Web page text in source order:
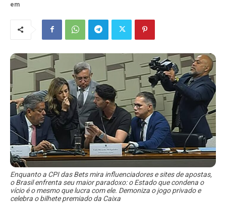
em
Enquanto a CPI das Bets mira influenciadores e sites de apostas,
o Brasil enfrenta seu maior paradoxo: o Estado que condena o
vício é o mesmo que lucra com ele. Demoniza o jogo privado e
celebra o bilhete premiado da Caixa